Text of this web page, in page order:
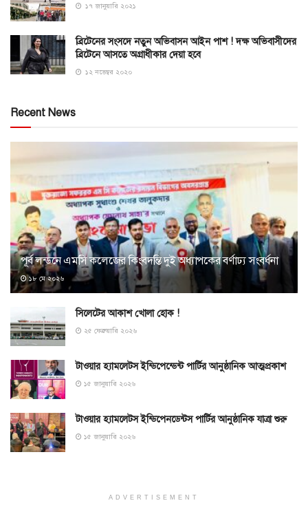
১৭ জানুয়ারি ২০২১
ব্রিটেনের সংসদে নতুন অভিবাসন আইন পাশ ! দক্ষ অভিবাসীদের
ব্রিটেনে আসতে অগ্রাধীকার দেয়া হবে
১২ নভেম্বর ২০২০
Recent News
পূর্ব লন্ডনে এমসি কলেজের কিংবদন্তি দুই অধ্যাপকের বর্ণাঢ্য সংবর্ধনা
১৮ মে ২০২৬
সিলেটের আকাশ খোলা হোক !
২৫ ফেব্রুয়ারি ২০২৬
টাওয়ার হ্যামলেটস ইন্ডিপেন্ডেন্ট পার্টির আনুষ্ঠানিক আত্মপ্রকাশ
১৫ জানুয়ারি ২০২৬
টাওয়ার হ্যামলেটস ইন্ডিপেনডেন্টস পার্টির আনুষ্ঠানিক যাত্রা শুরু
১৫ জানুয়ারি ২০২৬
ADVERTISEMENT